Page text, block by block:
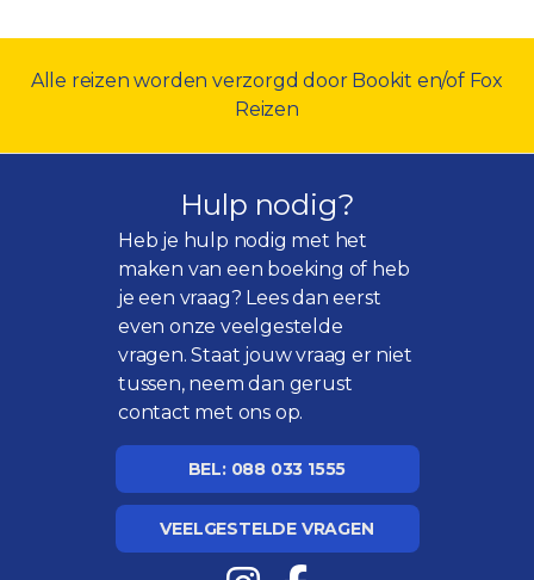
Alle reizen worden verzorgd door Bookit en/of Fox
Reizen
Hulp nodig?
Heb je hulp nodig met het
maken van een boeking of heb
je een vraag? Lees dan eerst
even onzeveelgestelde
vragen. Staat jouw vraag er niet
tussen, neem dan gerust
contact met ons op.
BEL: 088 033 1555
VEELGESTELDE VRAGEN